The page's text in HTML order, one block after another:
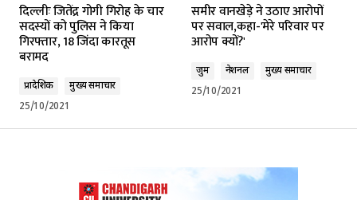
दिल्लीः जितेंद्र गोगी गिरोह के चार
सदस्यों को पुलिस ने किया
गिरफ्तार, 18 जिंदा कारतूस
बरामद
प्रादेशिक
मुख्य समाचार
25/10/2021
समीर वानखेड़े ने उठाए आरोपों
पर सवाल,कहा-'मेरे परिवार पर
आरोप क्यों?'
जुर्म नेशनल
मुख्य समाचार
25/10/2021